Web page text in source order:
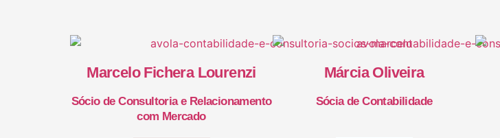
Marcelo Fichera Lourenzi
Sócio de Consultoria e Relacionamento
com Mercado
Márcia Oliveira
Sócia de Contabilidade